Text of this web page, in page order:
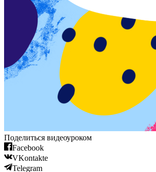
Поделиться видеоуроком
Facebook
VKontakte
Telegram